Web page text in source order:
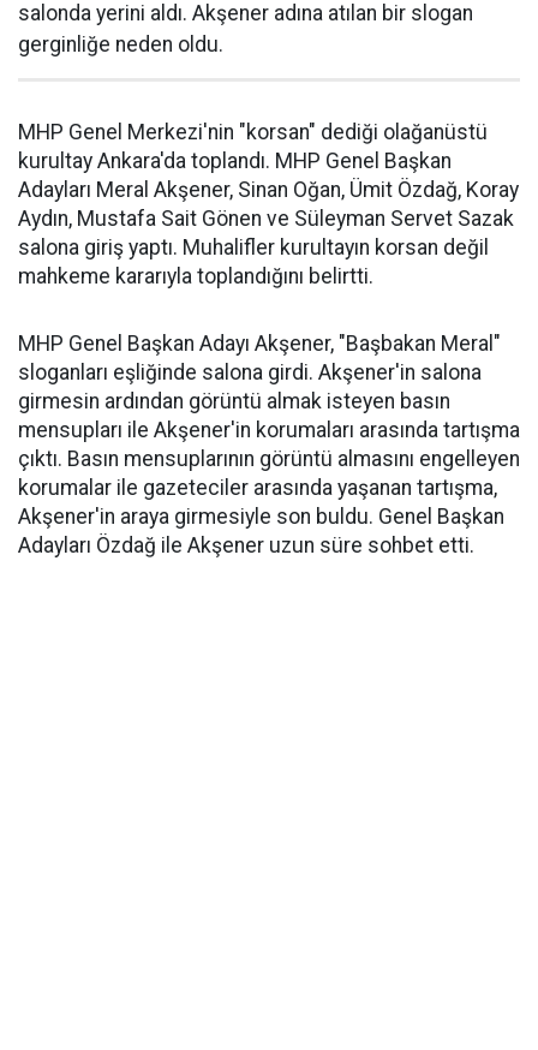
salonda yerini aldı. Akşener adına atılan bir slogan
gerginliğe neden oldu.
MHP Genel Merkezi'nin "korsan" dediği olağanüstü
kurultay Ankara'da toplandı. MHP Genel Başkan
Adayları Meral Akşener, Sinan Oğan, Ümit Özdağ, Koray
Aydın, Mustafa Sait Gönen ve Süleyman Servet Sazak
salona giriş yaptı. Muhalifler kurultayın korsan değil
mahkeme kararıyla toplandığını belirtti.
MHP Genel Başkan Adayı Akşener, "Başbakan Meral"
sloganları eşliğinde salona girdi. Akşener'in salona
girmesin ardından görüntü almak isteyen basın
mensupları ile Akşener'in korumaları arasında tartışma
çıktı. Basın mensuplarının görüntü almasını engelleyen
korumalar ile gazeteciler arasında yaşanan tartışma,
Akşener'in araya girmesiyle son buldu. Genel Başkan
Adayları Özdağ ile Akşener uzun süre sohbet etti.